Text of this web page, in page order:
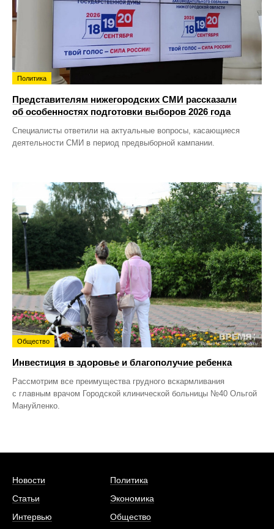
Политика
Представителям нижегородских СМИ рассказали
об особенностях подготовки выборов 2026 года
Специалисты ответили на актуальные вопросы, касающиеся
деятельности СМИ в период предвыборной кампании.
Общество
Инвестиция в здоровье и благополучие ребенка
Рассмотрим все преимущества грудного вскармливания
с главным врачом Городской клинической больницы №40 Ольгой
Мануйленко.
Новости
Статьи
Интервью
Политика
Экономика
Общество